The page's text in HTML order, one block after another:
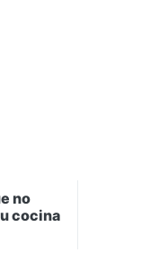
no
cocina